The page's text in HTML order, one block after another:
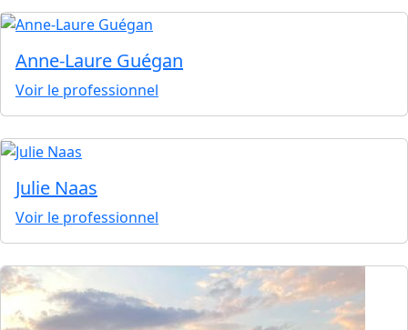
Anne-Laure Guégan
Voir le professionnel
Julie Naas
Voir le professionnel